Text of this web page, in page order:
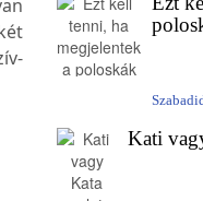
Kati